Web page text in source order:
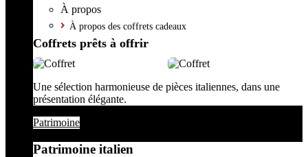
À propos
À propos des coffrets cadeaux
Coffrets prêts à offrir
Une sélection harmonieuse de pièces italiennes, dans une
présentation élégante.
Patrimoine
Patrimoine italien